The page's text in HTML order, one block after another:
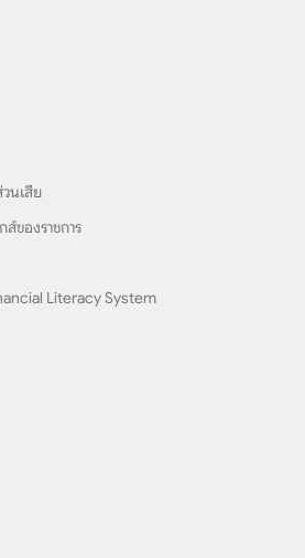
นเสีย
ของราชการ
Literacy System